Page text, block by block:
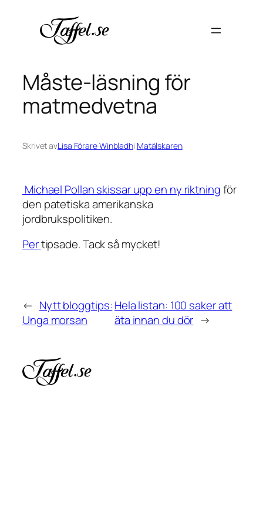
innehåll
Måste-läsning för
matmedvetna
Skrivet avLisa Förare Winbladhi Matälskaren
Michael Pollan skissar upp en ny riktningför
den patetiska amerikanska
jordbrukspolitiken.
Pertipsade. Tack så mycket!
← Nytt bloggtips:
Unga morsan
Hela listan: 100 saker att
äta innan du dör →